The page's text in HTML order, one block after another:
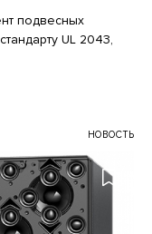
подвесных
UL 2043,
НОВОСТЬ